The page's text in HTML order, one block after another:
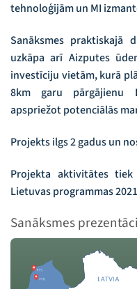
tehnoloģijām un MI
Sanāksmes praktiskajā
uzkāpa arī Aizputes
investīciju vietām, kurā
8km garu pārgājienu
apspriežot potenciālās
Projekts ilgs 2 gadus un
Projekta aktivitātes
Lietuvas programmas
Sanāksmes